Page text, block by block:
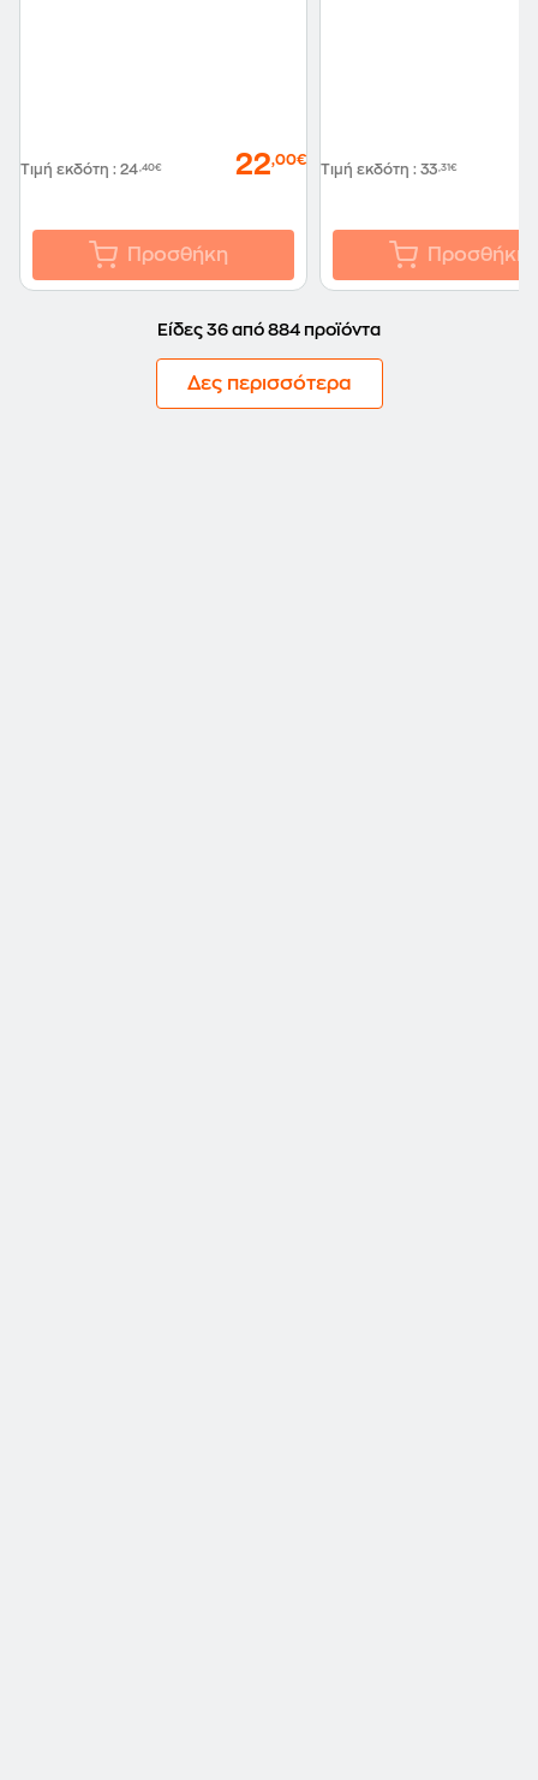
Τιμή εκδότη : 24,40€ 22,00€
Προσθήκη
Τιμή εκδότη : 33,31€
Προσθήκη
Είδες 36 από 884 προϊόντα
Δες περισσότερα